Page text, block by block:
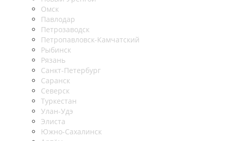
Омск
Павлодар
Петрозаводск
Петропавловск-Камчатский
Рыбинск
Рязань
Санкт-Петербург
Саранск
Северск
Туркестан
Улан-Удэ
Элиста
Южно-Сахалинск